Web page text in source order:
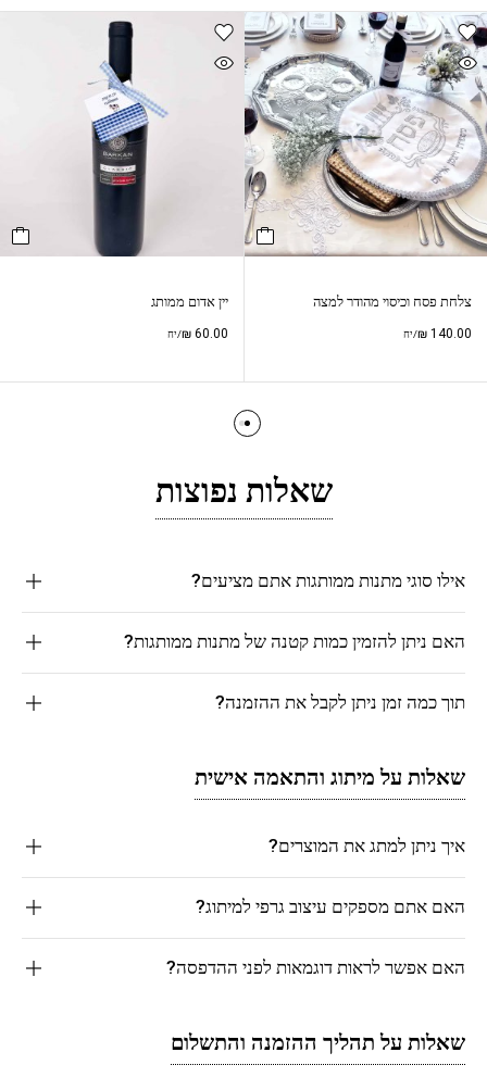
צלחת פסח וכיסוי מהודר למצה
₪ 140.00 /יח
יין אדום ממותג
₪60.00 /יח
שאלות נפוצות
אילו סוגי מתנות ממותגות אתם מציעים?
האם ניתן להזמין כמות קטנה של מתנות ממותגות?
תוך כמה זמן ניתן לקבל את ההזמנה?
שאלות על מיתוג והתאמה אישית
איך ניתן למתג את המוצרים?
האם אתם מספקים עיצוב גרפי למיתוג?
האם אפשר לראות דוגמאות לפני ההדפסה?
שאלות על תהליך ההזמנה והתשלום